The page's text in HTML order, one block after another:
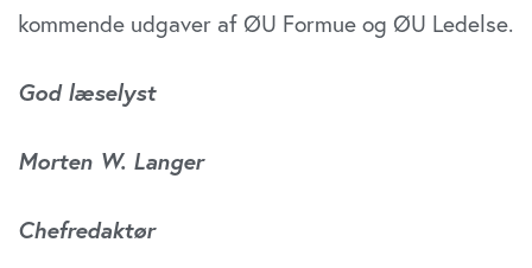
kommende udgaver af ØU Formue og ØU Ledelse.
God læselyst
Morten W. Langer
Chefredaktør